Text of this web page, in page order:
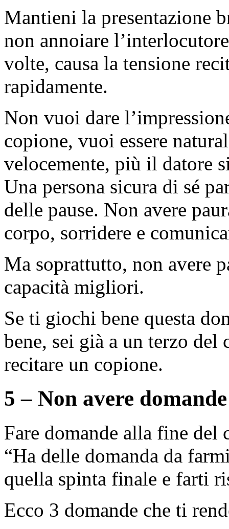
Mantieni la presentazione
non annoiare
volte, causa la tensione
rapidamente.
Non vuoi dare
copione, vuoi essere
velocemente, più il datore
Una persona sicura di sé
delle pause. Non avere
corpo, sorridere e
Ma soprattutto, non avere
capacità migliori.
Se ti giochi bene questa
bene, sei già a un terzo
recitare un copione.
5 – Non avere domande
Fare domande alla fine
“Ha delle domanda da
quella spinta finale e farti
Ecco 3 domande che ti